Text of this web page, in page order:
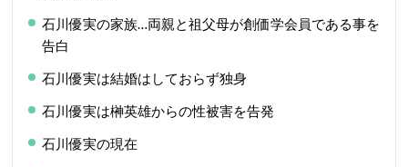
石川優実の家族…両親と祖父母が創価学会員である事を
告白
石川優実は結婚はしておらず独身
石川優実は榊英雄からの性被害を告発
石川優実の現在